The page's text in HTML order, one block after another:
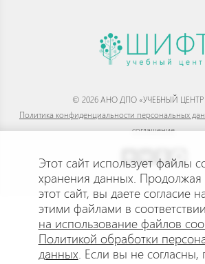
© 2026 АНО ДПО «УЧЕБНЫЙ
Политика конфиденциальности персональных
соглашение.
Этот сайт использует файлы
хранения данных. Продолжая
этот сайт, вы даете согласие
этими файлами в
на использование файлов
Политикой обработки
данных. Если вы не согласны,